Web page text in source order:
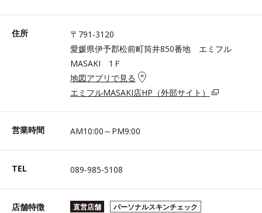
住所
〒791-3120
愛媛県伊予郡松前町筒井850番地 エミフル
MASAKI 1Ｆ
地図アプリで見る
エミフルMASAKI店HP（外部サイト）
営業時間 AM10:00～PM9:00
TEL 089-985-5108
店舗特徴 直営店舗 パーソナルスキンチェック